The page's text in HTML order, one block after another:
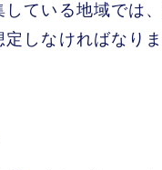
ている地域では
しなければなり